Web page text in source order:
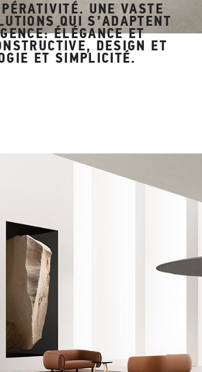
UNE VASTE
QUI S’ADAPTENT
ÉLÉGANCE ET
DESIGN ET
ET SIMPLICITÉ.